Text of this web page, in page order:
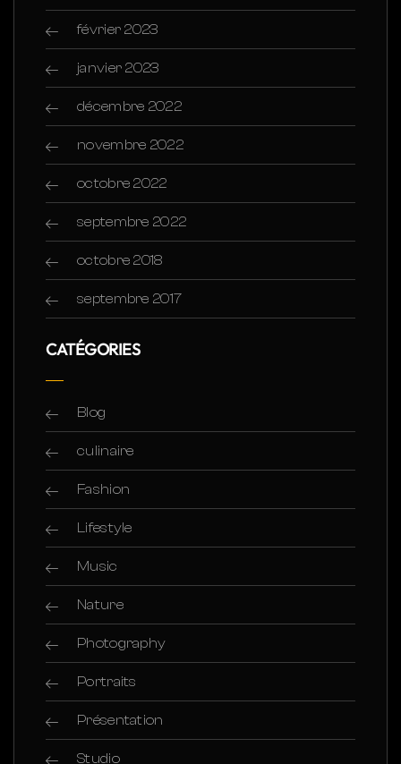
février 2023
janvier 2023
décembre 2022
novembre 2022
octobre 2022
septembre 2022
octobre 2018
septembre 2017
CATÉGORIES
Blog
culinaire
Fashion
Lifestyle
Music
Nature
Photography
Portraits
Présentation
Studio